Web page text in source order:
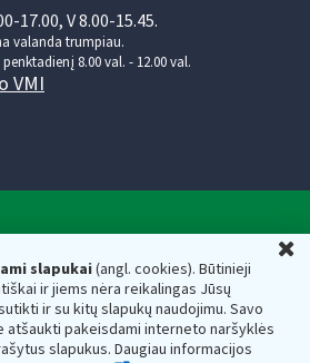
slapukai(angl. cookies). Būtinieji
ir jiems nėra reikalingas Jūsų
ir su kitų slapukų naudojimu. Savo
atšaukti pakeisdami interneto naršyklės
slapukus. Daugiau informacijos
17.00, V 8.00-15.45.
valanda trumpiau.
8.00 val. - 12.00 val.
VMI
ministerijos
asmens kodas — 188659752,
14, 01107 Vilnius, Lietuva, el.paštas:
dėžutės adresas 188659752